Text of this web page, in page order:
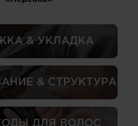
& УКЛАДКА
& СТРУКТУРА
ДЛЯ ВОЛОС